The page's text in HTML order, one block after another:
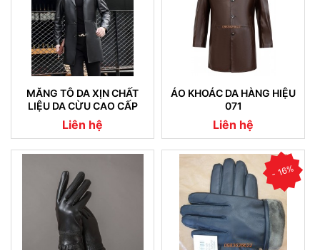
MĂNG TÔ DA XỊN CHẤT
LIỆU DA CỪU CAO CẤP
NHẬP KHẨU (07)
Liên hệ
ÁO KHOÁC DA HÀNG HIỆU
071
Liên hệ
- 16%